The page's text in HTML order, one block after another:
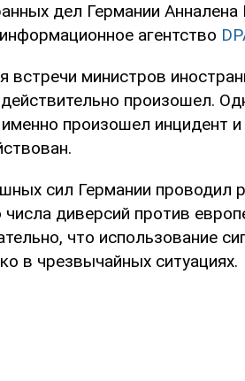
дел Германии
агентство
встречи министров
произошел.
именно произошел
сил Германии проводил
диверсий против
что использование
в чрезвычайных ситуациях.